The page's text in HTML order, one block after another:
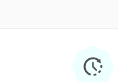
Quần sơ sinh